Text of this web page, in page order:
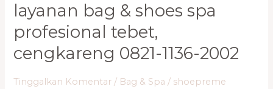
layanan bag & shoes spa
profesional tebet,
cengkareng 0821-1136-2002
Tinggalkan Komentar / Bag & Spa / shoepreme